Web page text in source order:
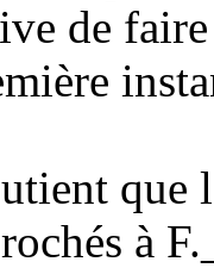
de
à